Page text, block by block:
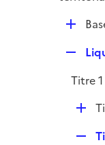
e
r
r
D
l
i
e
p
l
i
e
Titre
D